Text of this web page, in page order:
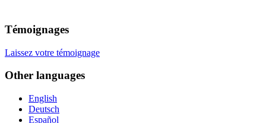
Témoignages
Laissez votre témoignage
Other languages
English
Deutsch
Español